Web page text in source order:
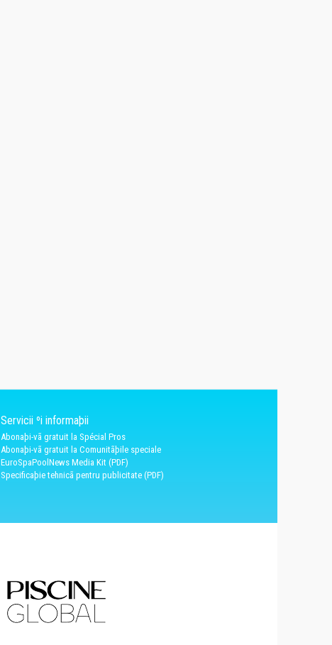
Servicii ºi informaþii
Abonaþi-vã gratuit la Spécial Pros
Abonaþi-vã gratuit la Comunitãþile speciale
EuroSpaPoolNews Media Kit (PDF)
Specificaþie tehnicã pentru publicitate (PDF)